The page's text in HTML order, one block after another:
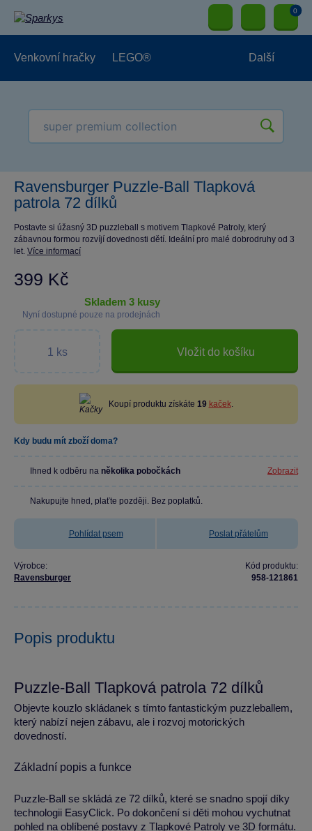
0
Venkovní hračky LEGO® Další
Ravensburger Puzzle-Ball Tlapková
patrola 72 dílků
Postavte si úžasný 3D puzzleball s motivem Tlapkové Patroly, který
zábavnou formou rozvíjí dovednosti dětí. Ideální pro malé dobrodruhy od 3
let. Více informací
399 Kč
skladem 3 kusy
Nyní dostupné pouze na prodejnách
Vložit do košíku
Koupí produktu získáte 19 kaček.
Kdy budu mít zboží doma?
Ihned k odběru na několika pobočkách Zobrazit
Nakupujte hned, plaťte později. Bez poplatků.
Pohlídat psem Poslat přátelům
Výrobce:
Ravensburger
Kód produktu:
958-121861
Popis produktu
Puzzle-Ball Tlapková patrola 72 dílků
Objevte kouzlo skládanek s tímto fantastickým puzzleballem,
který nabízí nejen zábavu, ale i rozvoj motorických
dovedností.
Základní popis a funkce
Puzzle-Ball se skládá ze 72 dílků, které se snadno spojí díky
technologii EasyClick. Po dokončení si děti mohou vychutnat
pohled na oblíbené postavy z Tlapkové Patroly ve 3D formátu.